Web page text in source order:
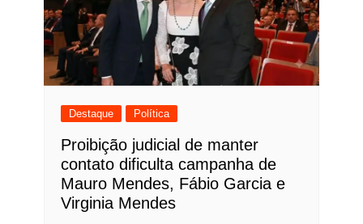
Destaque Política
Proibição judicial de manter
contato dificulta campanha de
Mauro Mendes, Fábio Garcia e
Virginia Mendes